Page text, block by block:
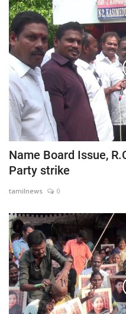
Name Board Issue,
Party strike
tamilnews 0